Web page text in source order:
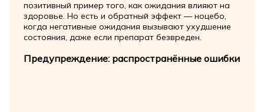
позитивный пример того, как ожидания влияют на
здоровье. Но есть и обратный эффект — ноцебо,
когда негативные ожидания вызывают ухудшение
состояния, даже если препарат безвреден.
Предупреждение: распространённые ошибки